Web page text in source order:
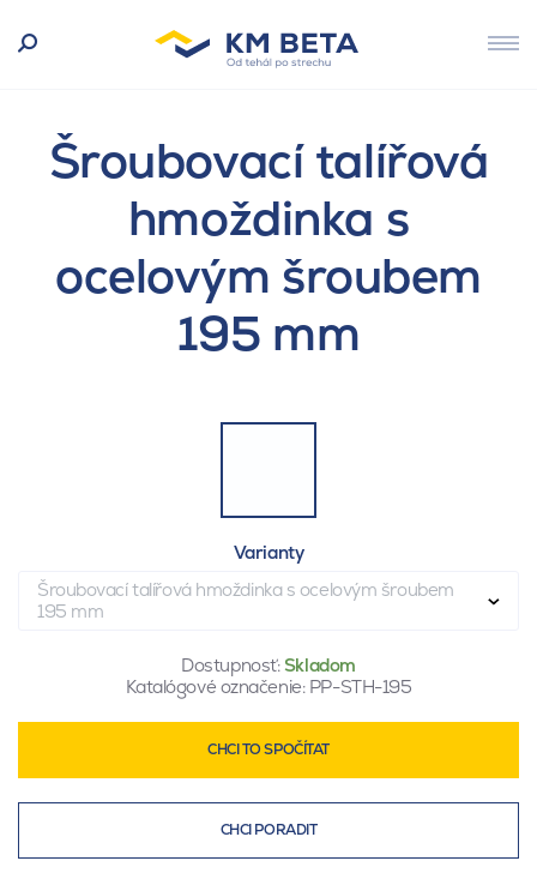
Šroubovací talířová
hmoždinka s
ocelovým šroubem
195 mm
Varianty
Šroubovací talířová hmoždinka s ocelovým šroubem
195 mm
Dostupnosť:Skladom
Katalógové označenie: PP-STH-195
CHCI TO SPOČÍTAT
CHCI PORADIT